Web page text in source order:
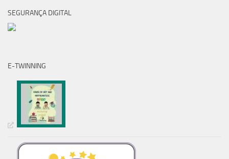
SEGURANÇA DIGITAL
E-TWINNING